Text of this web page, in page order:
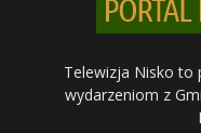
Telewizja Nisko to
wydarzeniom z